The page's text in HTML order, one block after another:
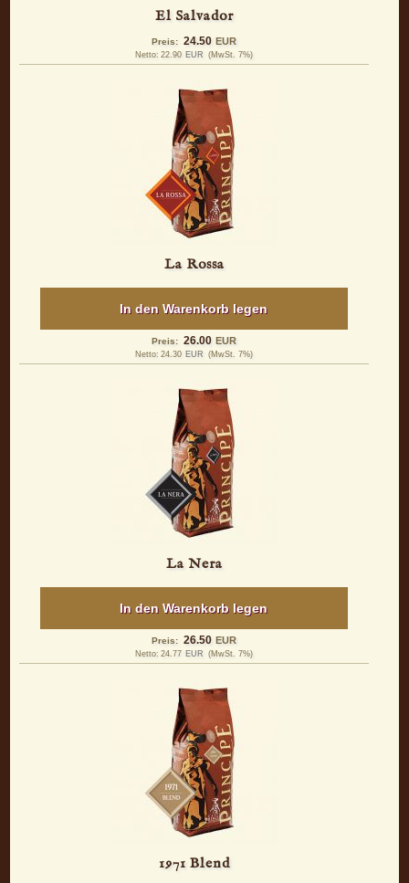
El Salvador
Preis: 24.50 EUR
Netto: 22.90 EUR (MwSt. 7%)
La Rossa
In den Warenkorb legen
Preis: 26.00 EUR
Netto: 24.30 EUR (MwSt. 7%)
La Nera
In den Warenkorb legen
Preis: 26.50 EUR
Netto: 24.77 EUR (MwSt. 7%)
1971 Blend